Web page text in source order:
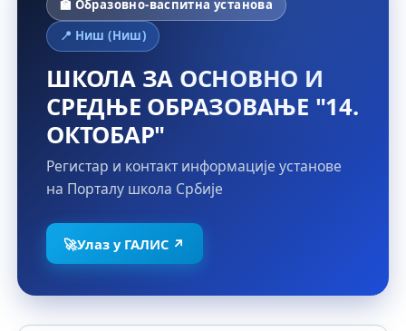
🏫 Образовно-васпитна установа
📍 Ниш (Ниш)
ШКОЛА ЗА ОСНОВНО И
СРЕДЊЕ ОБРАЗОВАЊЕ "14.
ОКТОБАР"
Регистар и контакт информације установе
на Порталу школа Србије
🚀Улаз у ГАЛИС ↗